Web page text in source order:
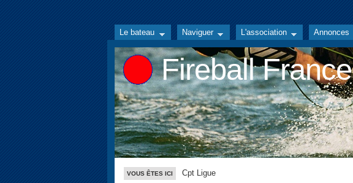
Le bateau Naviguer L'association Annonces
Fireball France
VOUS ÊTES ICI Cpt Ligue